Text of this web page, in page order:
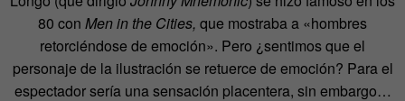
80 con Men in the Cities, que mostraba a «hombres
retorciéndose de emoción». Pero ¿sentimos que el
personaje de la ilustración se retuerce de emoción? Para el
espectador sería una sensación placentera, sin embargo…